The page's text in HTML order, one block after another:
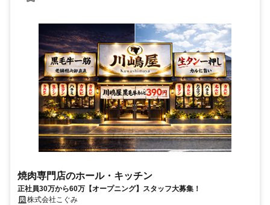
焼肉専門店のホール・キッチン
正社員30万から60万【オープニング】スタッフ大募集！
株式会社こぐみ